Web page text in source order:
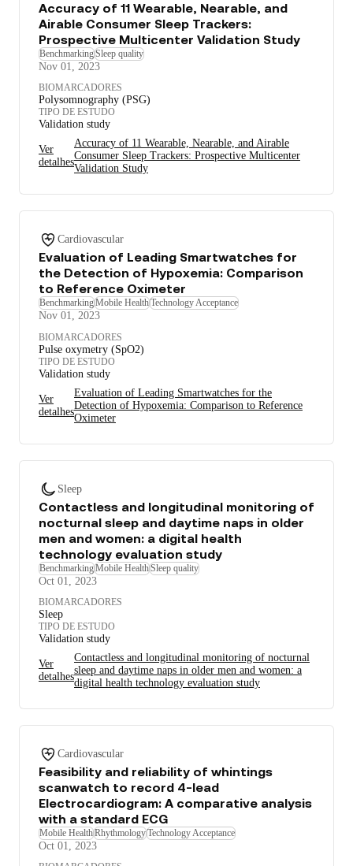
Accuracy of 11 Wearable, Nearable, and
Airable Consumer Sleep Trackers:
Prospective Multicenter Validation Study
BenchmarkingSleep quality
Nov 01, 2023
BIOMARCADORES
Polysomnography (PSG)
TIPO DE ESTUDO
Validation study
Ver
detalhes
Accuracy of 11 Wearable, Nearable, and Airable
Consumer Sleep Trackers: Prospective Multicenter
Validation Study
Cardiovascular
Evaluation of Leading Smartwatches for
the Detection of Hypoxemia: Comparison
to Reference Oximeter
BenchmarkingMobile HealthTechnology Acceptance
Nov 01, 2023
BIOMARCADORES
Pulse oxymetry (SpO2)
TIPO DE ESTUDO
Validation study
Ver
detalhes
Evaluation of Leading Smartwatches for the
Detection of Hypoxemia: Comparison to Reference
Oximeter
Sleep
Contactless and longitudinal monitoring of
nocturnal sleep and daytime naps in older
men and women: a digital health
technology evaluation study
BenchmarkingMobile HealthSleep quality
Oct 01, 2023
BIOMARCADORES
Sleep
TIPO DE ESTUDO
Validation study
Ver
detalhes
Contactless and longitudinal monitoring of nocturnal
sleep and daytime naps in older men and women: a
digital health technology evaluation study
Cardiovascular
Feasibility and reliability of whintings
scanwatch to record 4-lead
Electrocardiogram: A comparative analysis
with a standard ECG
Mobile HealthRhythmologyTechnology Acceptance
Oct 01, 2023